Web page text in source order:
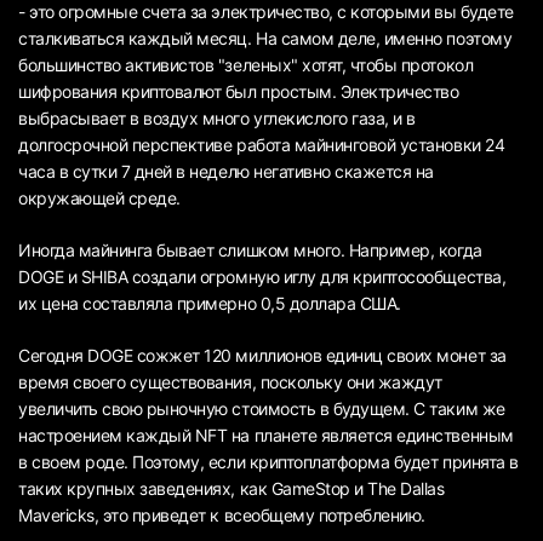
- это огромные счета за электричество, с которыми вы будете
сталкиваться каждый месяц. На самом деле, именно поэтому
большинство активистов "зеленых" хотят, чтобы протокол
шифрования криптовалют был простым. Электричество
выбрасывает в воздух много углекислого газа, и в
долгосрочной перспективе работа майнинговой установки 24
часа в сутки 7 дней в неделю негативно скажется на
окружающей среде.
Иногда майнинга бывает слишком много. Например, когда
DOGE и SHIBA создали огромную иглу для криптосообщества,
их цена составляла примерно 0,5 доллара США.
Сегодня DOGE сожжет 120 миллионов единиц своих монет за
время своего существования, поскольку они жаждут
увеличить свою рыночную стоимость в будущем. С таким же
настроением каждый NFT на планете является единственным
в своем роде. Поэтому, если криптоплатформа будет принята в
таких крупных заведениях, как GameStop и The Dallas
Mavericks, это приведет к всеобщему потреблению.